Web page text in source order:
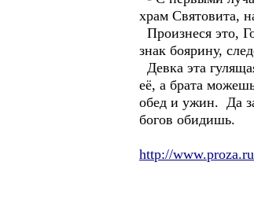
храм Святовита,
Произнеся это,
знак боярину,
Девка эта
её, а брата
обед и ужин. Да
богов обидишь.
http://